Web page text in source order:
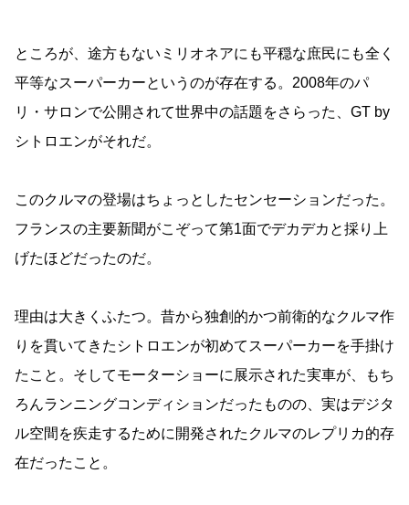
ところが、途方もないミリオネアにも平穏な庶民にも全く
平等なスーパーカーというのが存在する。2008年のパ
リ・サロンで公開されて世界中の話題をさらった、GT by
シトロエンがそれだ。
このクルマの登場はちょっとしたセンセーションだった。
フランスの主要新聞がこぞって第1面でデカデカと採り上
げたほどだったのだ。
理由は大きくふたつ。昔から独創的かつ前衛的なクルマ作
りを貫いてきたシトロエンが初めてスーパーカーを手掛け
たこと。そしてモーターショーに展示された実車が、もち
ろんランニングコンディションだったものの、実はデジタ
ル空間を疾走するために開発されたクルマのレプリカ的存
在だったこと。